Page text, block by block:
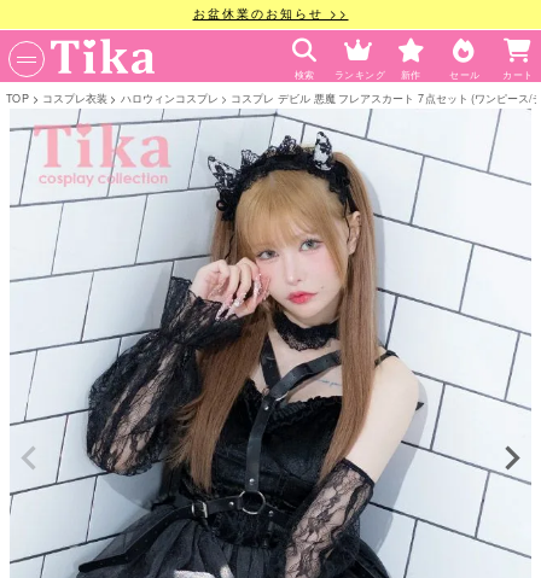
お盆休業のお知らせ >>
検索 ランキング 新作 セール カート
TOP コスプレ衣装 ハロウィンコスプレ コスプレ デビル 悪魔 フレアスカート 7点セット (ワンピース